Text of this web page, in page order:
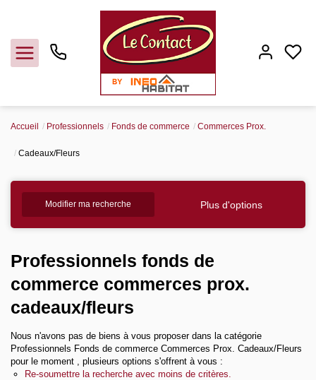
Vendre
Acheter
Louer
Gerer
Syndic
Notre agence
Accueil Professionnels Fonds de commerce Commerces Prox.
Cadeaux/Fleurs
Modifier ma recherche Plus d'options
Professionnels fonds de
commerce commerces prox.
cadeaux/fleurs
Nous n'avons pas de biens à vous proposer dans la catégorie
Professionnels Fonds de commerce Commerces Prox. Cadeaux/Fleurs
pour le moment , plusieurs options s'offrent à vous :
Re-soumettre la recherche avec moins de critères.